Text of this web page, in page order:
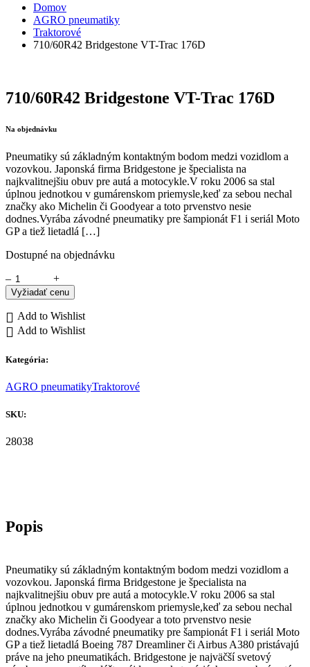
Domov
AGRO pneumatiky
Traktorové
710/60R42 Bridgestone VT-Trac 176D
710/60R42 Bridgestone VT-Trac 176D
Na objednávku
Pneumatiky sú základným kontaktným bodom medzi vozidlom a
vozovkou. Japonská firma Bridgestone je špecialista na
najkvalitnejšiu obuv pre autá a motocykle.V roku 2006 sa stal
úplnou jednotkou v gumárenskom priemysle,keď za sebou nechal
značky ako Michelin či Goodyear a toto prvenstvo nesie
dodnes.Vyrába závodné pneumatiky pre šampionát F1 i seriál Moto
GP a tiež lietadlá […]
Dostupné na objednávku
–
+
Vyžiadať cenu
Add to Wishlist
Add to Wishlist
Kategória:
AGRO pneumatikyTraktorové
SKU:
28038
Pneumatiky sú základným kontaktným bodom medzi vozidlom a
vozovkou. Japonská firma Bridgestone je špecialista na
najkvalitnejšiu obuv pre autá a motocykle.V roku 2006 sa stal
úplnou jednotkou v gumárenskom priemysle,keď za sebou nechal
značky ako Michelin či Goodyear a toto prvenstvo nesie
dodnes.Vyrába závodné pneumatiky pre šampionát F1 i seriál Moto
GP a tiež lietadlá Boeing 787 Dreamliner či Airbus A380 pristávajú
práve na jeho pneumatikách. Bridgestone je najväčší svetový